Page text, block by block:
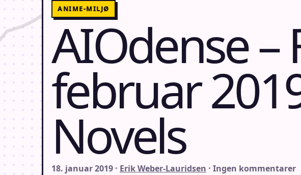
ANIME-MILJØ
AIOdense –
februar
Novels
18. januar 2019 · Erik Weber-Lauridsen · Ingen kommentarer